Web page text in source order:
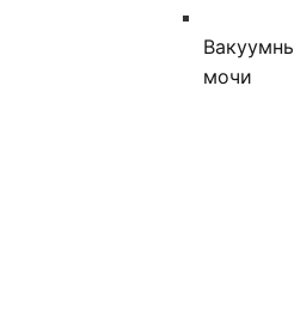
мочи